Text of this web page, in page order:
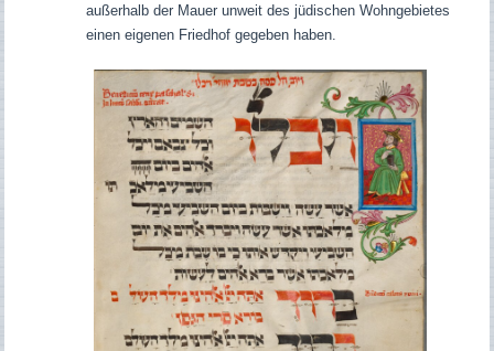
außerhalb der Mauer unweit des jüdischen Wohngebietes
einen eigenen Friedhof gegeben haben.